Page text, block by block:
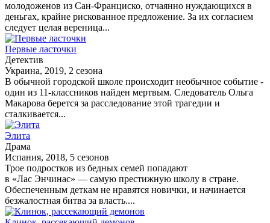
молодоженов из Сан-Франциско, отчаянно нуждающихся в
деньгах, крайне рискованное предложение. За их согласием
следует целая вереница...
Первые ласточки
Детектив
Украина, 2019, 2 сезона
В обычной городской школе происходит необычное событие -
один из 11-классников найден мертвым. Следователь Ольга
Макарова берется за расследование этой трагедии и
сталкивается...
Элита
Драма
Испания, 2018, 5 сезонов
Трое подростков из бедных семей попадают
в «Лас Энчинас» — самую престижную школу в стране.
Обеспеченным деткам не нравятся новички, и начинается
безжалостная битва за власть....